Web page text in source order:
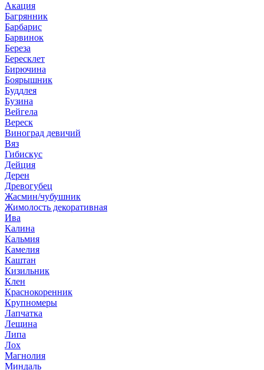
Акация
Багрянник
Барбарис
Барвинок
Береза
Бересклет
Бирючина
Боярышник
Буддлея
Бузина
Вейгела
Вереск
Виноград девичий
Вяз
Гибискус
Дейция
Дерен
Древогубец
Жасмин/чубушник
Жимолость декоративная
Ива
Калина
Кальмия
Камелия
Каштан
Кизильник
Клен
Краснокоренник
Крупномеры
Лапчатка
Лещина
Липа
Лох
Магнолия
Миндаль